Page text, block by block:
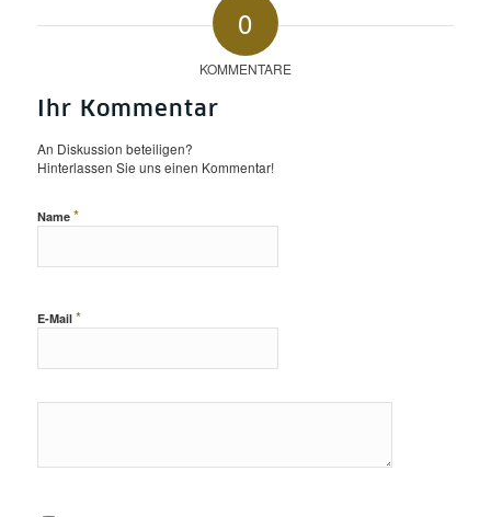
0
KOMMENTARE
Ihr Kommentar
An Diskussion beteiligen?
Hinterlassen Sie uns einen Kommentar!
Name *
E-Mail *